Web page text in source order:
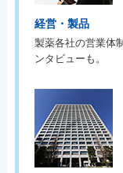
経営・製品
製薬各社の営業体
ンタビューも。